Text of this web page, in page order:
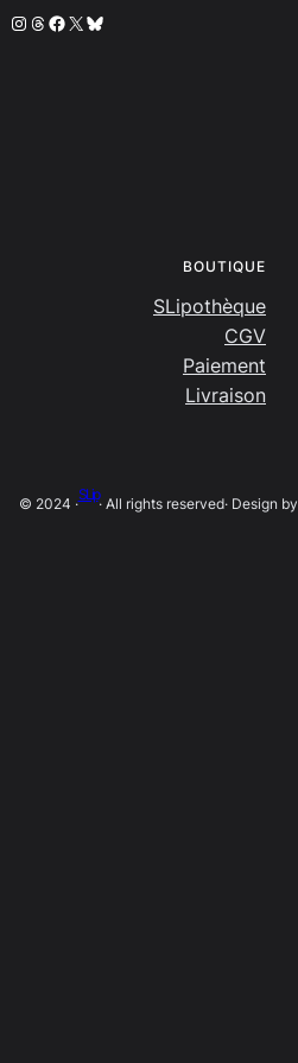
Instagram
Threads
Facebook
X Bluesky
BOUTIQUE
SLipothèque
CGV
Paiement
Livraison
© 2024 ·
SLip
· All rights reserved· Design by